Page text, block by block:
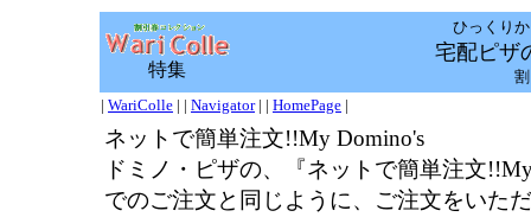
特集
ひっくり
宅配ピザ
| WariColle | | Navigator| | HomePage |
ネットで簡単注文!!My Domino's
ドミノ・ピザの、『ネットで簡単注文
でのご注文と同じように、ご注文をいた